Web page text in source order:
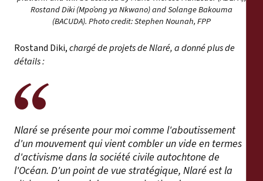
Rostand Diki (Mpo’ong ya Nkwano) and Solange Bakouma
(BACUDA). Photo credit: Stephen Nounah, FPP
Rostand Diki,chargé de projets de Nlaré, a donné plus de
détails :
Nlaré se présente pour moi comme l'aboutissement
d'un mouvement qui vient combler un vide en termes
d'activisme dans la société civile autochtone de
l'Océan. D'un point de vue stratégique, Nlaré est la